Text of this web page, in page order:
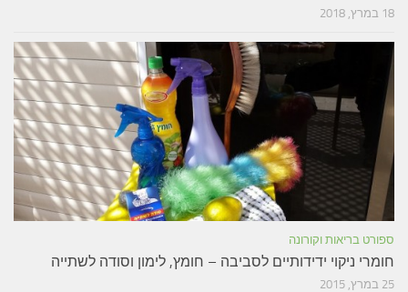
18 במרץ, 2018
ספורט בריאות וקורונה
חומרי ניקוי ידידותיים לסביבה – חומץ, לימון וסודה לשתייה
25 במרץ, 2015